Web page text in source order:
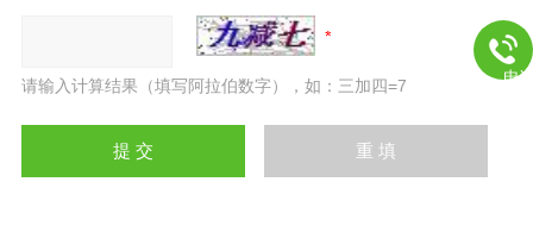
请输入计算结果（填写阿拉伯数字），如：三加四=7 电